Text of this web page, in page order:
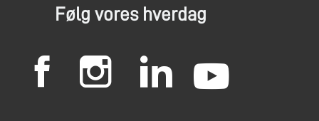
Følg vores hverdag